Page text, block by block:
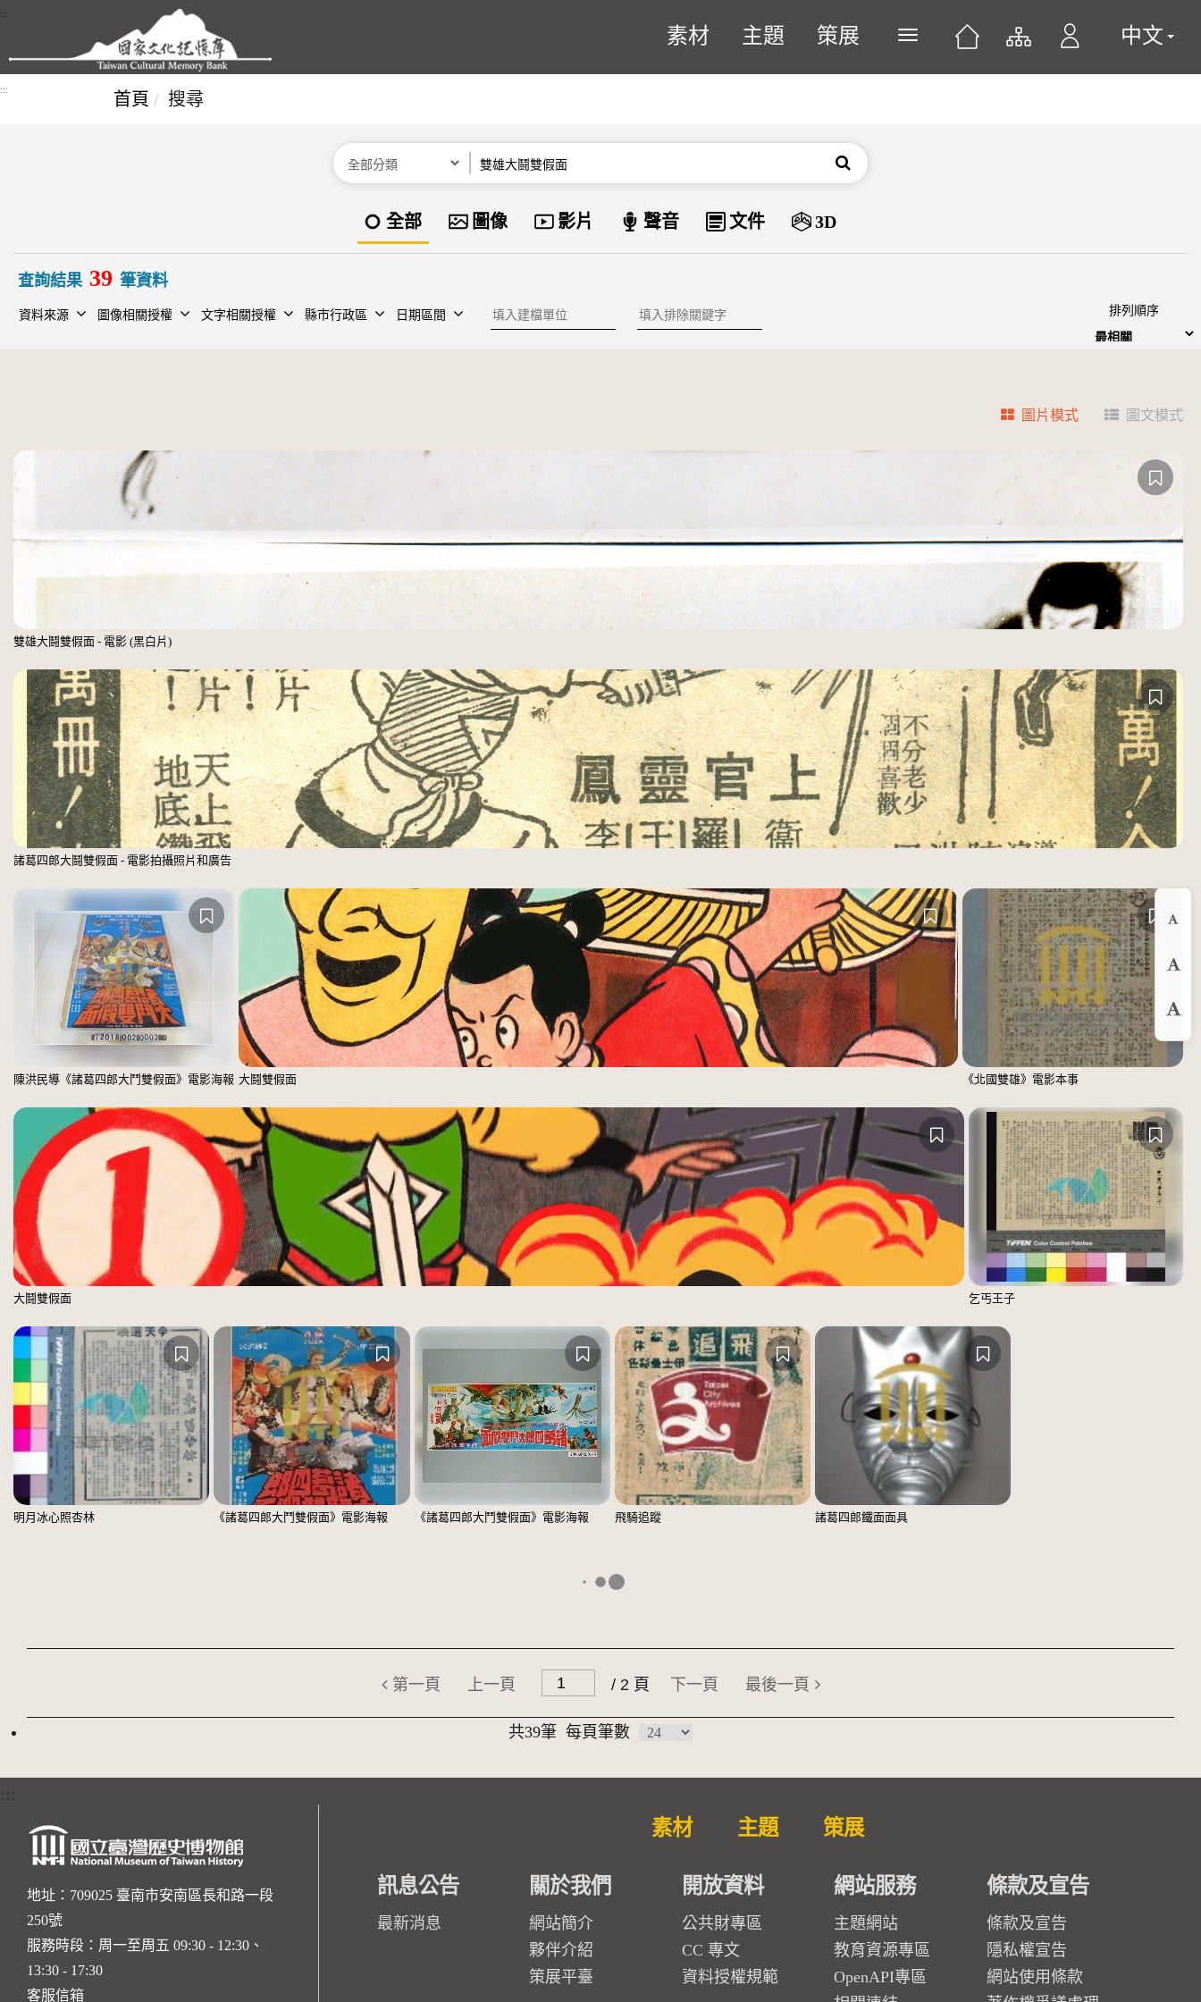
跳到主要內容區塊
:::
素材 主題 策展 展開或關閉主選單 中文
::: 首頁 搜尋
分類 搜尋
資料類型
全部 圖像 影片 聲音 文件 3D
查詢結果 39 筆資料
資料來源 圖像相關授權 文字相關授權 縣市行政區 日期區間 建檔單位 排除關鍵字 排列順序
圖片模式 圖文模式
雙雄大鬪雙假面 - 電影 (黑白片)
諸葛四郎大鬪雙假面 - 電影拍攝照片和廣告
陳洪民導《諸葛四郎大鬥雙假面》電影海報 大鬪雙假面 《北國雙雄》電影本事
大鬪雙假面 乞丐王子
明月冰心照杏林 《諸葛四郎大鬥雙假面》電影海報 《諸葛四郎大鬥雙假面》電影海報 飛騎追蹤 諸葛四郎鐵面面具
第一頁 上一頁 / 2 頁 下一頁 最後一頁
共39筆 每頁筆數
放
:::
地址：709025 臺南市安南區長和路一段
250號
服務時段：周一至周五 09:30 - 12:30、
13:30 - 17:30
客服信箱
素材 主題 策展
訊息公告
最新消息
關於我們
網站簡介
夥伴介紹
策展平臺
開放資料
公共財專區
CC 專文
資料授權規範
網站服務
主題網站
教育資源專區
OpenAPI專區
條款及宣告
條款及宣告
隱私權宣告
網站使用條款